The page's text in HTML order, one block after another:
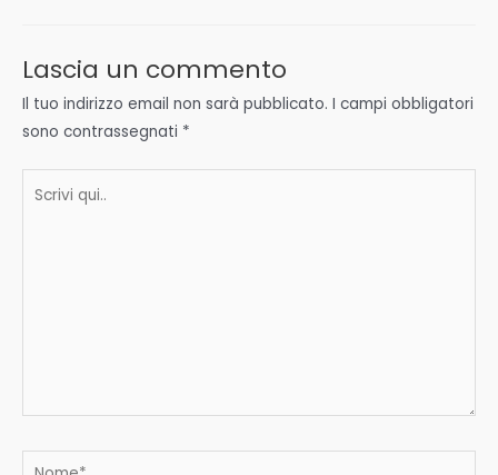
Lascia un commento
Il tuo indirizzo email non sarà pubblicato. I campi obbligatori
sono contrassegnati *
Nome*